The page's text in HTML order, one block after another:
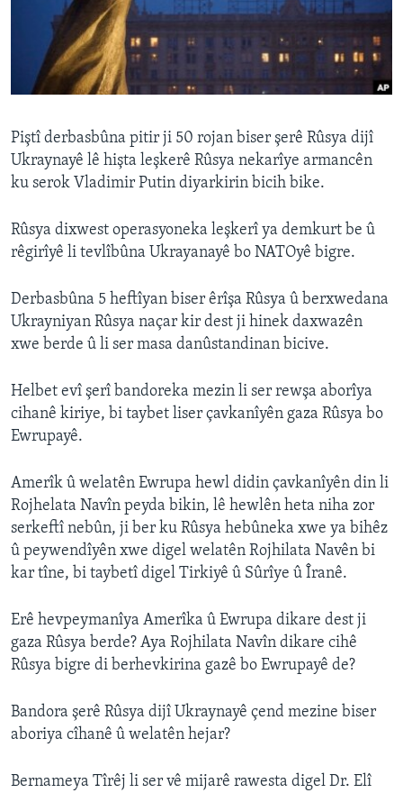
ÇAND Û HUNER
SERNIVÎS
SORANÎ
Learning English
FOLLOW US
Zimanên Din
Piştî derbasbûna pitir ji 50 rojan biser şerê Rûsya dijî
Ukraynayê lê hişta leşkerê Rûsya nekarîye armancên
ku serok Vladimir Putin diyarkirin bicih bike.
Rûsya dixwest operasyoneka leşkerî ya demkurt be û
rêgirîyê li tevlîbûna Ukrayanayê bo NATOyê bigre.
Derbasbûna 5 heftîyan biser êrîşa Rûsya û berxwedana
Ukrayniyan Rûsya naçar kir dest ji hinek daxwazên
xwe berde û li ser masa danûstandinan bicive.
Helbet evî şerî bandoreka mezin li ser rewşa aborîya
cihanê kiriye, bi taybet liser çavkanîyên gaza Rûsya bo
Ewrupayê.
Amerîk û welatên Ewrupa hewl didin çavkanîyên din li
Rojhelata Navîn peyda bikin, lê hewlên heta niha zor
serkeftî nebûn, ji ber ku Rûsya hebûneka xwe ya bihêz
û peywendîyên xwe digel welatên Rojhilata Navên bi
kar tîne, bi taybetî digel Tirkiyê û Sûrîye û Îranê.
Erê hevpeymanîya Amerîka û Ewrupa dikare dest ji
gaza Rûsya berde? Aya Rojhilata Navîn dikare cihê
Rûsya bigre di berhevkirina gazê bo Ewrupayê de?
Bandora şerê Rûsya dijî Ukraynayê çend mezine biser
aboriya cîhanê û welatên hejar?
Bernameya Tîrêj li ser vê mijarê rawesta digel Dr. Elî